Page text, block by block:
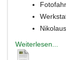
Weiterlesen...